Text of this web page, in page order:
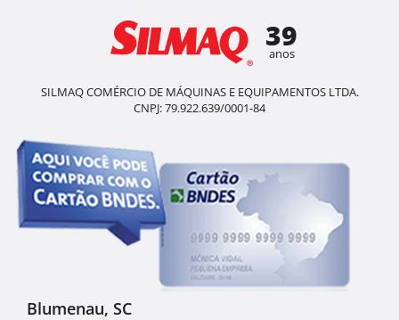
39
anos
SILMAQ COMÉRCIO DE MÁQUINAS E EQUIPAMENTOS LTDA.
CNPJ: 79.922.639/0001-84
Blumenau, SC